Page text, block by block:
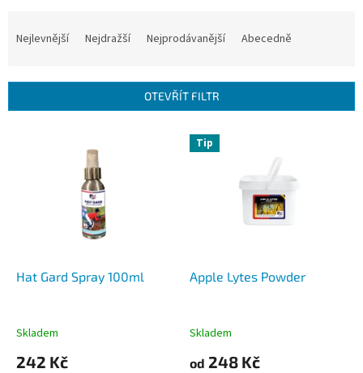
í
Nejlevnější Nejdražší Nejprodávanější Abecedně
OTEVŘÍT FILTR
Hat Gard Spray 100ml
Skladem
242 Kč
Tip
Apple Lytes Powder
Skladem
od 248 Kč